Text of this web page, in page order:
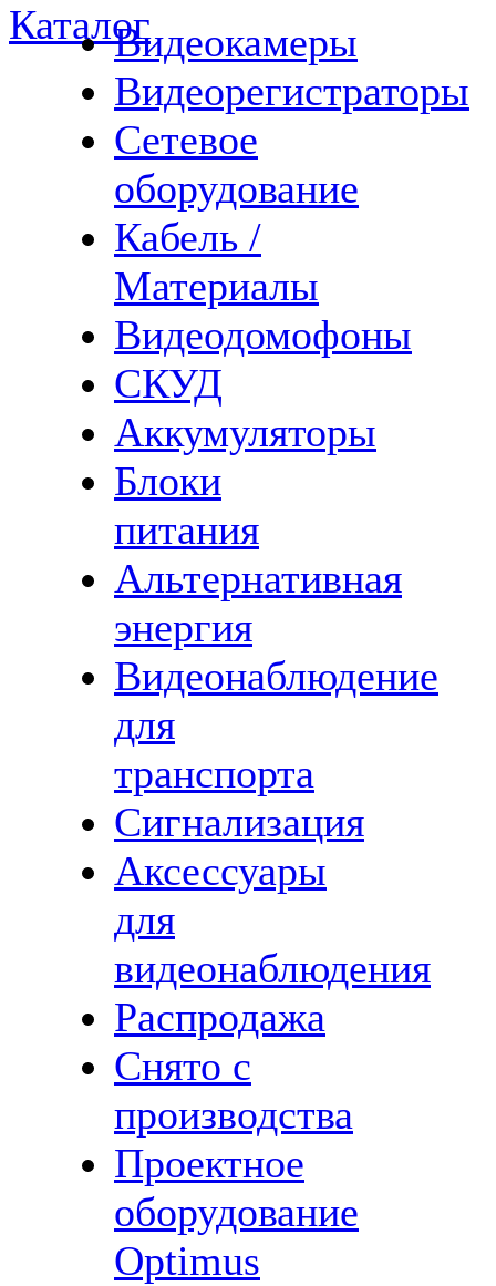
КаталогВидеокамеры
Видеорегистраторы
Сетевое
оборудование
Кабель /
Материалы
Видеодомофоны
СКУД
Аккумуляторы
Блоки
питания
Альтернативная
энергия
Видеонаблюдение
для
транспорта
Сигнализация
Аксессуары
для
видеонаблюдения
Распродажа
Снято с
производства
Проектное
оборудование
Optimus